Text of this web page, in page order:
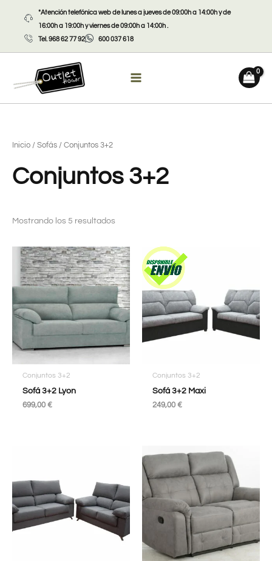
contenido
*Atención telefónica web de lunes a jueves de 09:00h a 14:00h y de
16:00h a 19:00h y viernes de 09:00h a 14:00h .
Tel. 968 62 77 92
600 037 618
Inicio / Sofás / Conjuntos 3+2
Conjuntos 3+2
Mostrando los 5 resultados
Conjuntos 3+2
Sofá 3+2 Lyon
699,00 €
Conjuntos 3+2
Sofá 3+2 Maxi
249,00 €